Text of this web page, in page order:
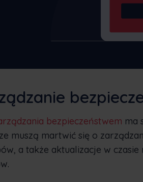
bezpieczeństwem ma
muszą martwić się o
a także aktualizacje w